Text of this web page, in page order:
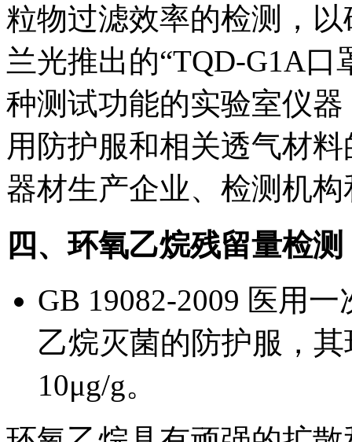
粒物过滤效率的检测，
兰光推出的“TQD-G1A
种测试功能的实验室仪
用防护服和相关透气材
器材生产企业、检测机
四、环氧乙烷残留量检测
GB 19082-2009 医用
乙烷灭菌的防护服，
10μg/g。